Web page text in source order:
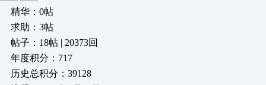
精华：0帖
求助：3帖
帖子：18帖 | 20373回
年度积分：717
历史总积分：39128